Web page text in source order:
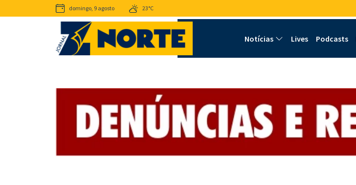
domingo, 9 agosto 23°C
Notícias Lives Podcasts